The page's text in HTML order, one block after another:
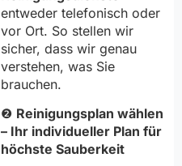
entweder telefonisch oder
vor Ort. So stellen wir
sicher, dass wir genau
verstehen, was Sie
brauchen.
❷ Reinigungsplan wählen
– Ihr individueller Plan für
höchste Sauberkeit